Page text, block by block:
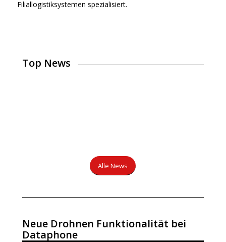
Filiallogistiksystemen spezialisiert.
Top News
Alle News
Neue Drohnen Funktionalität bei
Dataphone